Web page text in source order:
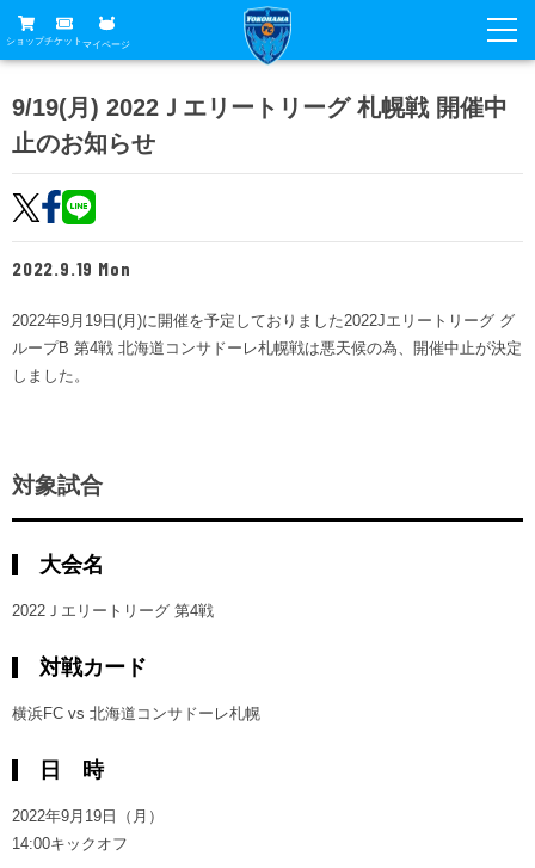
ショップチケット マイページ
グッズ
ホームタウン
トップチーム
試合
試合
試合日程
チケット
チケットガイド
席種・価格表
チケット購入方法
チーム
選手・スタッフ
スケジュール
観戦ガイド
横浜FC観戦ガイド
観戦ルール・マナー
フリ丸のページ
ゲームスチュワード
学生インターンシップ
クラブメンバー
スタータークラブ
スペシャルコンテンツ
アカデミー
育成ビジョン
試合日程・結果
アカデミー選手
アカデミースタッフ
フェニックスクラブ
サッカースクール
チアスクール
パートナー
あしながドリーム基金
お問い合わせ
9/19(月) 2022Ｊエリートリーグ 札幌戦 開催中
止のお知らせ
2022.9.19 Mon
2022年9月19日(月)に開催を予定しておりました2022Jエリートリーグ グ
ループB 第4戦 北海道コンサドーレ札幌戦は悪天候の為、開催中止が決定
しました。
対象試合
大会名
2022Ｊエリートリーグ 第4戦
対戦カード
横浜FC vs 北海道コンサドーレ札幌
日 時
2022年9月19日（月）
14:00キックオフ